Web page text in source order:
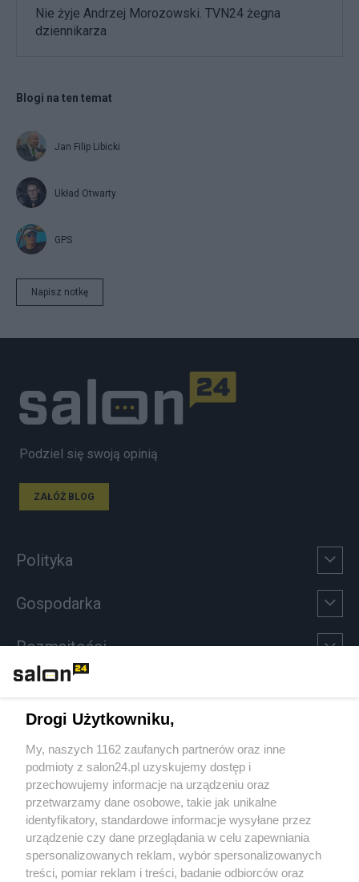
Nie żyje Andrzej Morozowski. TVN24 żegna
dziennikarza
Blogi na ten temat
Jan Filip Libicki
Układ Otwarty
GPS
Napisz notkę
Podziel się swoją opinią
ZAŁÓŻ BLOG
Polityka
Gospodarka
Rozmaitości
Sport
Społeczeństwo
Kultura
Drogi Użytkowniku,
My, naszych 1162 zaufanych partnerów oraz inne
podmioty z salon24.pl uzyskujemy dostęp i
przechowujemy informacje na urządzeniu oraz
przetwarzamy dane osobowe, takie jak unikalne
identyfikatory, standardowe informacje wysyłane przez
urządzenie czy dane przeglądania w celu zapewniania
spersonalizowanych reklam, wybór spersonalizowanych
treści, pomiar reklam i treści, badanie odbiorców oraz